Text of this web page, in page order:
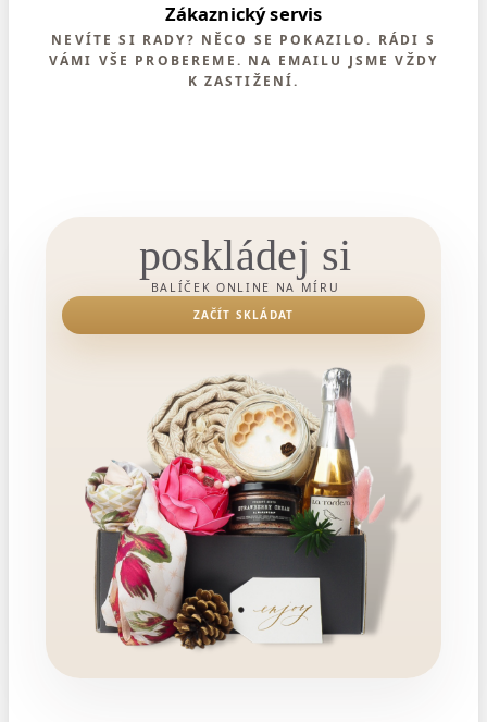
Zákaznický servis
NEVÍTE SI RADY? NĚCO SE POKAZILO. RÁDI S
VÁMI VŠE PROBEREME. NA EMAILU JSME VŽDY
K ZASTIŽENÍ.
poskládej si
BALÍČEK ONLINE NA MÍRU
ZAČÍT SKLÁDAT